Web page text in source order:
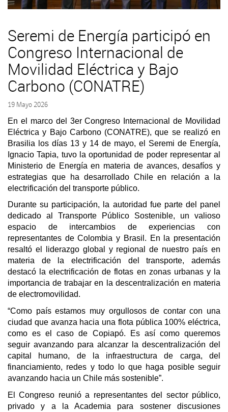
Seremi de Energía participó en
Congreso Internacional de
Movilidad Eléctrica y Bajo
Carbono (CONATRE)
19 Mayo 2026
En el marco del 3er Congreso Internacional de Movilidad
Eléctrica y Bajo Carbono (CONATRE), que se realizó en
Brasilia los días 13 y 14 de mayo, el Seremi de Energía,
Ignacio Tapia, tuvo la oportunidad de poder representar al
Ministerio de Energía en materia de avances, desafíos y
estrategias que ha desarrollado Chile en relación a la
electrificación del transporte público.
Durante su participación, la autoridad fue parte del panel
dedicado al Transporte Público Sostenible, un valioso
espacio de intercambios de experiencias con
representantes de Colombia y Brasil. En la presentación
resaltó el liderazgo global y regional de nuestro país en
materia de la electrificación del transporte, además
destacó la electrificación de flotas en zonas urbanas y la
importancia de trabajar en la descentralización en materia
de electromovilidad.
“Como país estamos muy orgullosos de contar con una
ciudad que avanza hacia una flota pública 100% eléctrica,
como es el caso de Copiapó. Es así como queremos
seguir avanzando para alcanzar la descentralización del
capital humano, de la infraestructura de carga, del
financiamiento, redes y todo lo que haga posible seguir
avanzando hacia un Chile más sostenible”.
El Congreso reunió a representantes del sector público,
privado y a la Academia para sostener discusiones